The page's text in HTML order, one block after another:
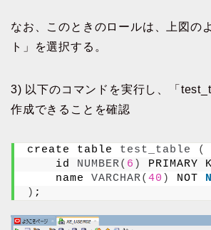
なお、このときのロールは、上図の
ト」を選択する。
3) 以下のコマンドを実行し、「
作成できることを確認
create table test_table
(
    id
NUMBER( 6 ) PRIMARY
    name
VARCHAR( 40 ) NOT
) ;